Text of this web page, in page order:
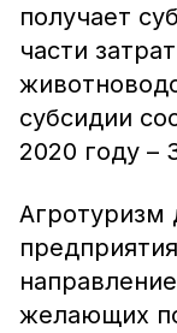
получает
части
субсидии
2020 году –
Агротуризм
желающих